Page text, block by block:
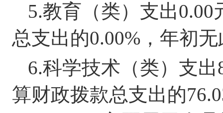
5.教育（类）支出0.00
总支出的0.00%， 年初
6.科学技术（类）支出
算财政拨款总支出的